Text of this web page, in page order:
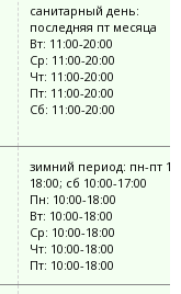
санитарный день:
последняя пт месяца
Вт: 11:00-20:00
Ср: 11:00-20:00
Чт: 11:00-20:00
Пт: 11:00-20:00
Сб: 11:00-20:00
зимний период: пн-пт
18:00; сб 10:00-17:00
Пн: 10:00-18:00
Вт: 10:00-18:00
Ср: 10:00-18:00
Чт: 10:00-18:00
Пт: 10:00-18:00